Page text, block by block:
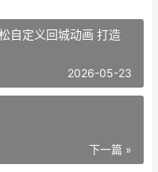
自定义回城动画 打造
2026-05-23
下一篇 »